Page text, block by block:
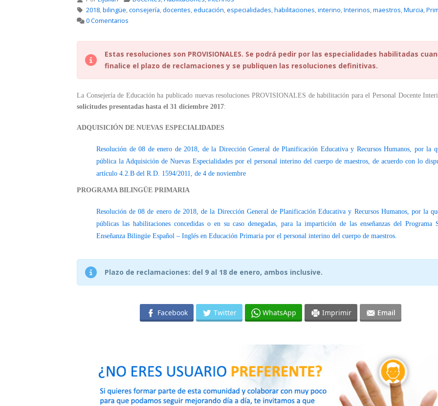
2018,bilingüe,consejería,docentes,educación,especialidades,habilitaciones,interino,Interinos,maestros,Murcia,
0 Comentarios
Estas resoluciones son PROVISIONALES. Se podrá pedir por las especialidades habilitadas
finalice el plazo de reclamaciones y se publiquen las resoluciones definitivas.
La Consejería de Educación ha publicado nuevas resoluciones PROVISIONALES de habilitación para el Personal Docente
solicitudes presentadas hasta el 31 diciembre 2017:
ADQUISICIÓN DE NUEVAS ESPECIALIDADES
Resolución de 08 de enero de 2018, de la Dirección General de Planificación Educativa y Recursos Humanos, por la
pública la Adquisición de Nuevas Especialidades por el personal interino del cuerpo de maestros, de acuerdo con lo
artículo 4.2.B del R.D. 1594/2011, de 4 de noviembre
PROGRAMA BILINGÜE PRIMARIA
Resolución de 08 de enero de 2018, de la Dirección General de Planificación Educativa y Recursos Humanos, por la
públicas las habilitaciones concedidas o en su caso denegadas, para la impartición de las enseñanzas del Programa
Enseñanza Bilingüe Español – Inglés en Educación Primaria por el personal interino del cuerpo de maestros.
Plazo de reclamaciones: del 9 al 18 de enero, ambos inclusive.
Facebook Twitter WhatsApp Imprimir Email